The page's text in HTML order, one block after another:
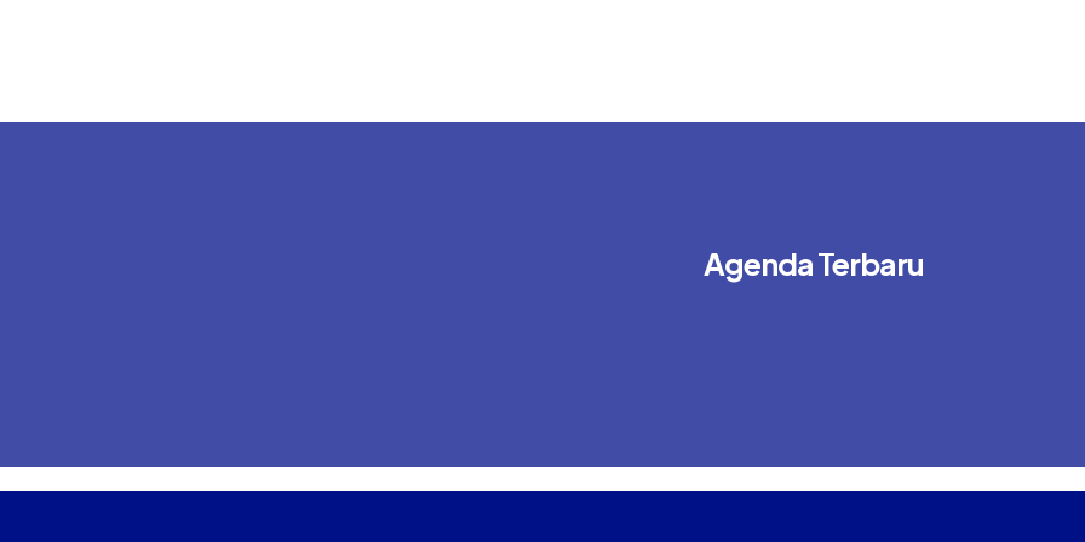
Agenda Terbaru